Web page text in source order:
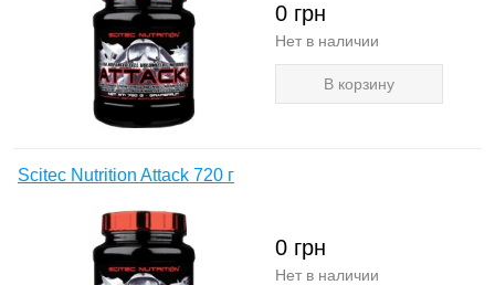
0 грн
Нет в наличии
В корзину
Scitec Nutrition Attack 720 г
0 грн
Нет в наличии